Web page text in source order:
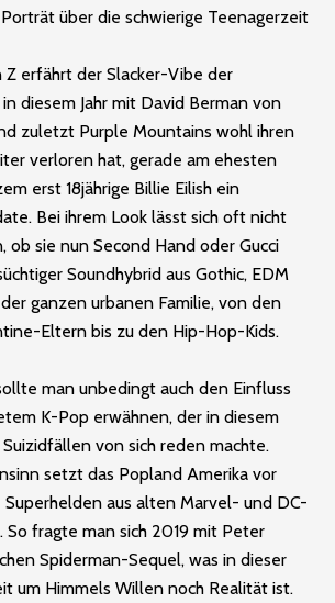
über die schwierige Teenagerzeit
Z erfährt der Slacker-Vibe der
diesem Jahr mit David Berman von
zuletzt Purple Mountains wohl ihren
verloren hat, gerade am ehesten
erst 18jährige Billie Eilish ein
Bei ihrem Look lässt sich oft nicht
ob sie nun Second Hand oder Gucci
Soundhybrid aus Gothic, EDM
ganzen urbanen Familie, von den
Eltern bis zu den Hip-Hop-Kids.
man unbedingt auch den Einfluss
K-Pop erwähnen, der in diesem
von sich reden machte.
setzt das Popland Amerika vor
aus alten Marvel- und DC-
So fragte man sich 2019 mit Peter
Spiderman-Sequel, was in dieser
um Himmels Willen noch Realität ist.